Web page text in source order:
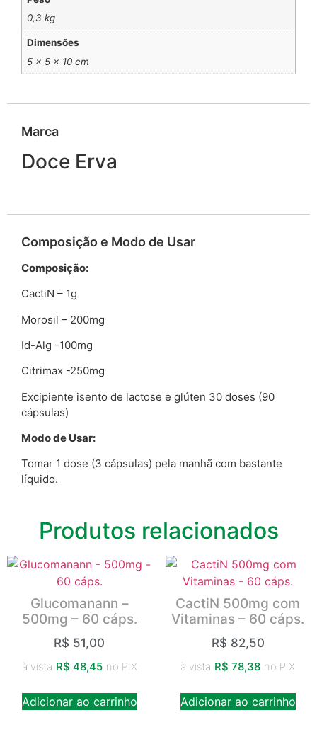
0,3 kg
Dimensões
5 × 5 × 10 cm
Marca
Doce Erva
Composição e Modo de Usar
Composição:
CactiN – 1g
Morosil – 200mg
Id-Alg -100mg
Citrimax -250mg
Excipiente isento de lactose e glúten 30 doses (90
cápsulas)
Modo de Usar:
Tomar 1 dose (3 cápsulas) pela manhã com bastante
líquido.
Produtos relacionados
Glucomanann –
500mg – 60 cáps.
R$ 51,00
à vista R$ 48,45 no PIX
Adicionar ao carrinho
CactiN 500mg com
Vitaminas – 60 cáps.
R$ 82,50
à vista R$ 78,38 no PIX
Adicionar ao carrinho